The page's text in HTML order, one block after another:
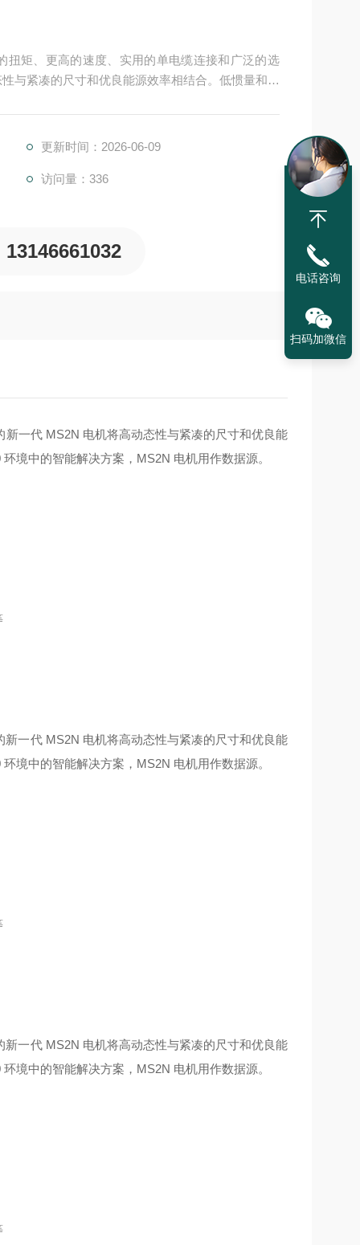
与紧凑的尺寸和优良能源效率相结合。低惯量和中
更新时间：2026-06-09
访问量：336
13146661032
一代 MS2N 电机将高动态性与紧凑的尺寸和优良能
境中的智能解决方案，MS2N 电机用作数据源。
一代 MS2N 电机将高动态性与紧凑的尺寸和优良能
境中的智能解决方案，MS2N 电机用作数据源。
一代 MS2N 电机将高动态性与紧凑的尺寸和优良能
境中的智能解决方案，MS2N 电机用作数据源。
电话咨询
扫码加微信